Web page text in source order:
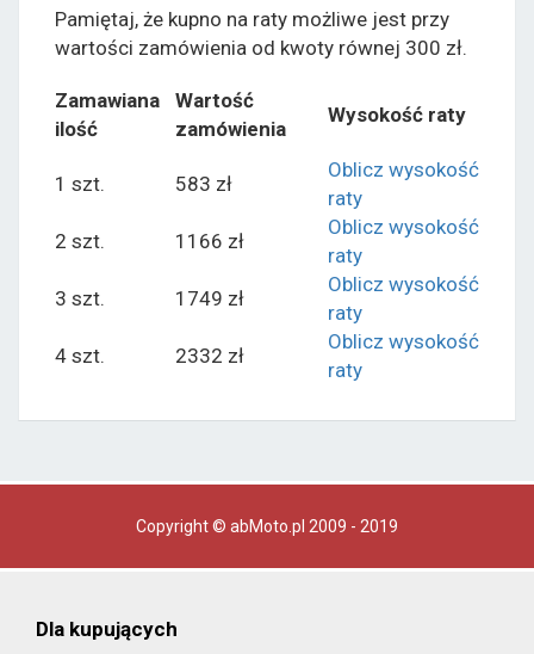
Pamiętaj, że kupno na raty możliwe jest przy
wartości zamówienia od kwoty równej 300 zł.
Zamawiana
ilość
Wartość
zamówienia
Wysokość raty
1 szt. 583 zł
Oblicz wysokość
raty
2 szt.
1166 zł
Oblicz wysokość
raty
3 szt.
1749 zł
Oblicz wysokość
raty
4 szt.
2332 zł
Oblicz wysokość
raty
Copyright © abMoto.pl 2009 - 2019
Dla kupujących